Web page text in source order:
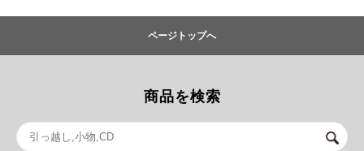
ページトップへ
商品を検索